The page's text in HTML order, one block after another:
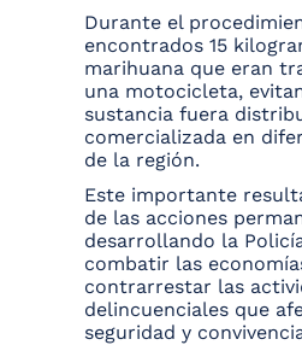
Durante el
encontrados 15
marihuana que eran
una motocicleta,
sustancia fuera
comercializada en
de la región.
Este importante
de las acciones
desarrollando la
combatir las
contrarrestar las
delincuenciales que
seguridad y